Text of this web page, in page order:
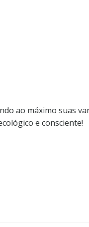
ao máximo suas
e consciente!